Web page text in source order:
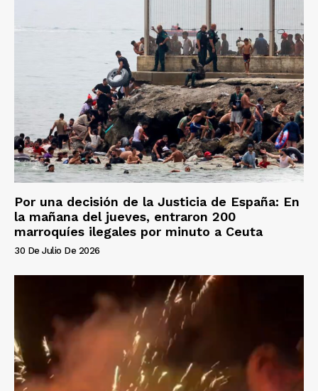
Por una decisión de la Justicia de España: En
la mañana del jueves, entraron 200
marroquíes ilegales por minuto a Ceuta
30 De Julio De 2026